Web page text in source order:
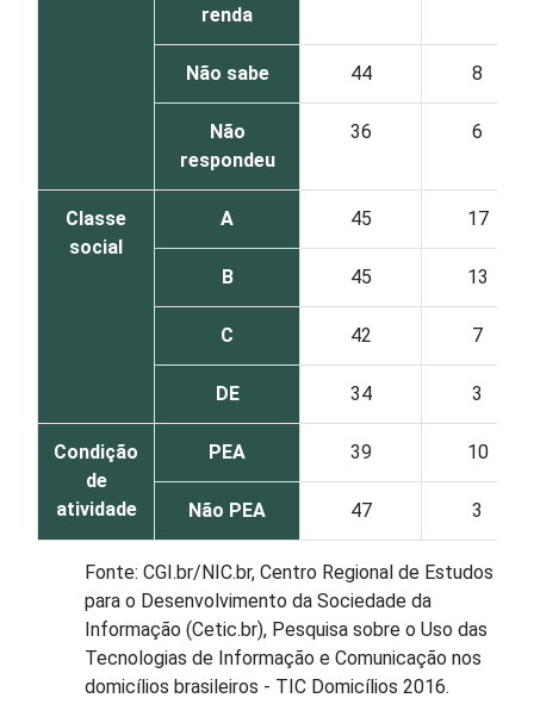
renda
Não sabe 44 8
Não
respondeu
36 6
Classe
social
A 45 17
B 45 13
C 42 7
DE 34 3
Condição
de
atividade
PEA 39 10
Não PEA 47 3
Fonte: CGI.br/NIC.br, Centro Regional de Estudos
para o Desenvolvimento da Sociedade da
Informação (Cetic.br), Pesquisa sobre o Uso das
Tecnologias de Informação e Comunicação nos
domicílios brasileiros - TIC Domicílios 2016.